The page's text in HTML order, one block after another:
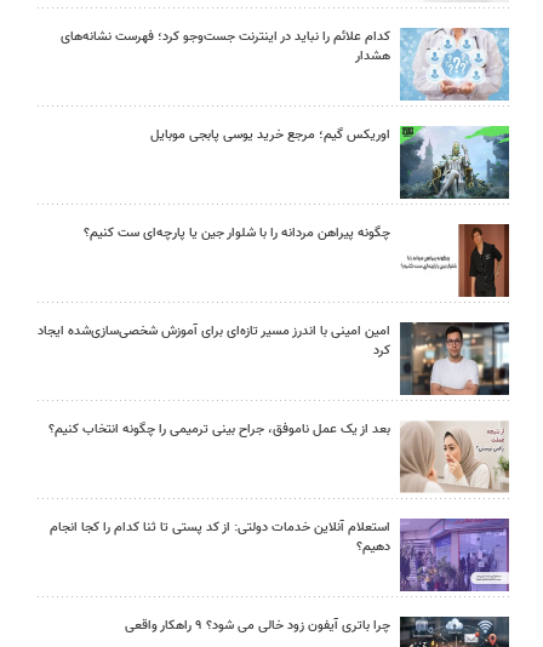
کدام علائم را نباید در اینترنت جست‌وجو کرد؛ فهرست نشانه‌های
هشدار
اوریکس گیم؛ مرجع خرید یوسی پابجی موبایل
چگونه پیراهن مردانه را با شلوار جین یا پارچه‌ای ست کنیم؟
امین امینی با اندرز مسیر تازه‌ای برای آموزش شخصی‌سازی‌شده ایجاد
کرد
بعد از یک عمل ناموفق، جراح بینی ترمیمی را چگونه انتخاب کنیم؟
استعلام آنلاین خدمات دولتی: از کد پستی تا ثنا کدام را کجا انجام
دهیم؟
چرا باتری آیفون زود خالی می شود؟ ۹ راهکار واقعی